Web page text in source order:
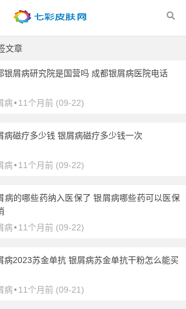
文章
银屑病研究院是国营吗 成都银屑病医院电话
病•11个月前 (09-22)
病磁疗多少钱 银屑病磁疗多少钱一次
病•11个月前 (09-22)
病的哪些药纳入医保了 银屑病哪些药可以医保
病•11个月前 (09-22)
病2023苏金单抗 银屑病苏金单抗干粉怎么能买
病•11个月前 (09-21)